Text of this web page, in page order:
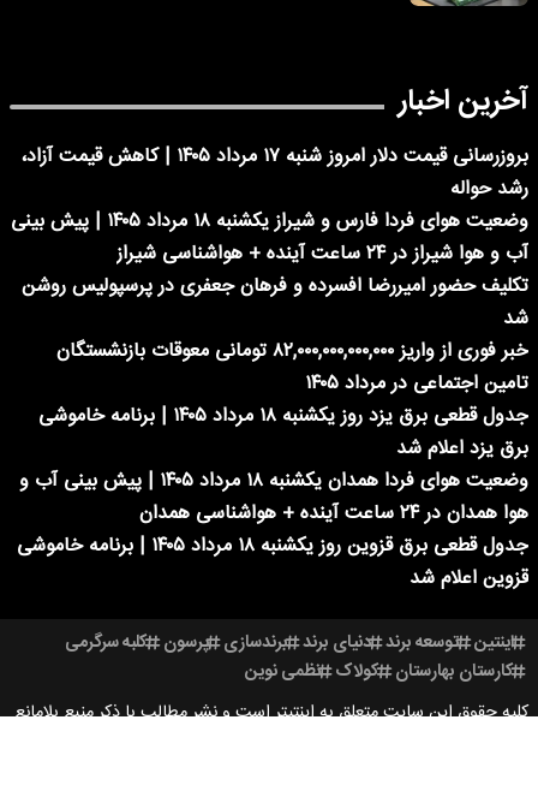
آخرین اخبار
بروزرسانی قیمت دلار امروز شنبه ۱۷ مرداد ۱۴۰۵ | کاهش قیمت آزاد،
رشد حواله
وضعیت هوای فردا فارس و شیراز یکشنبه ۱۸ مرداد ۱۴۰۵ | پیش بینی
آب و هوا شیراز در ۲۴ ساعت آینده + هواشناسی شیراز
تکلیف حضور امیررضا افسرده و فرهان جعفری در پرسپولیس روشن
شد
خبر فوری از واریز ۸۲,۰۰۰,۰۰۰,۰۰۰,۰۰۰ تومانی معوقات بازنشستگان
تامین اجتماعی در مرداد ۱۴۰۵
جدول قطعی برق یزد روز یکشنبه ۱۸ مرداد ۱۴۰۵ | برنامه خاموشی
برق یزد اعلام شد
وضعیت هوای فردا همدان یکشنبه ۱۸ مرداد ۱۴۰۵ | پیش بینی آب و
هوا همدان در ۲۴ ساعت آینده + هواشناسی همدان
جدول قطعی برق قزوین روز یکشنبه ۱۸ مرداد ۱۴۰۵ | برنامه خاموشی
قزوین اعلام شد
اینتین توسعه برند دنیای برند برندسازی پرسون کلبه سرگرمی
کارستان بهارستان کولاک نظمی نوین
کلیه حقوق این سایت متعلق به اینتیتر است و نشر مطالب با ذکر منبع بلامانع